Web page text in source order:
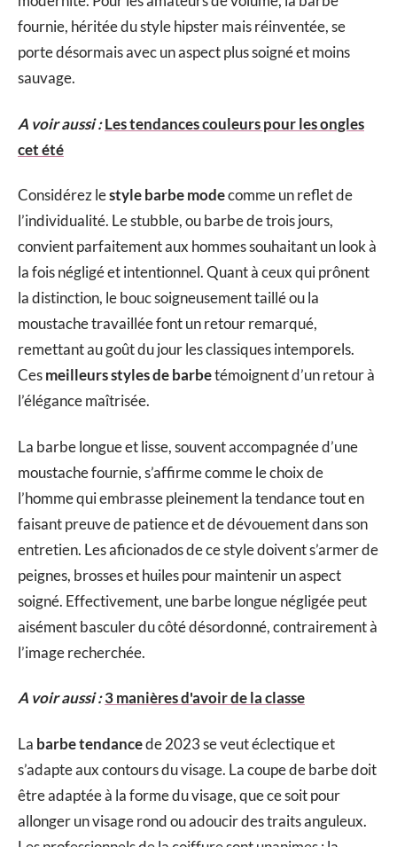
fournie, héritée du style hipster mais réinventée, se
porte désormais avec un aspect plus soigné et moins
sauvage.
A voir aussi :Les tendances couleurs pour les ongles
cet été
Considérez lestyle barbe modecomme un reflet de
l’individualité. Le stubble, ou barbe de trois jours,
convient parfaitement aux hommes souhaitant un look à
la fois négligé et intentionnel. Quant à ceux qui prônent
la distinction, le bouc soigneusement taillé ou la
moustache travaillée font un retour remarqué,
remettant au goût du jour les classiques intemporels.
Cesmeilleurs styles de barbetémoignent d’un retour à
l’élégance maîtrisée.
La barbe longue et lisse, souvent accompagnée d’une
moustache fournie, s’affirme comme le choix de
l’homme qui embrasse pleinement la tendance tout en
faisant preuve de patience et de dévouement dans son
entretien. Les aficionados de ce style doivent s’armer de
peignes, brosses et huiles pour maintenir un aspect
soigné. Effectivement, une barbe longue négligée peut
aisément basculer du côté désordonné, contrairement à
l’image recherchée.
A voir aussi :3 manières d'avoir de la classe
La barbe tendancede 2023 se veut éclectique et
s’adapte aux contours du visage. La coupe de barbe doit
être adaptée à la forme du visage, que ce soit pour
allonger un visage rond ou adoucir des traits anguleux.